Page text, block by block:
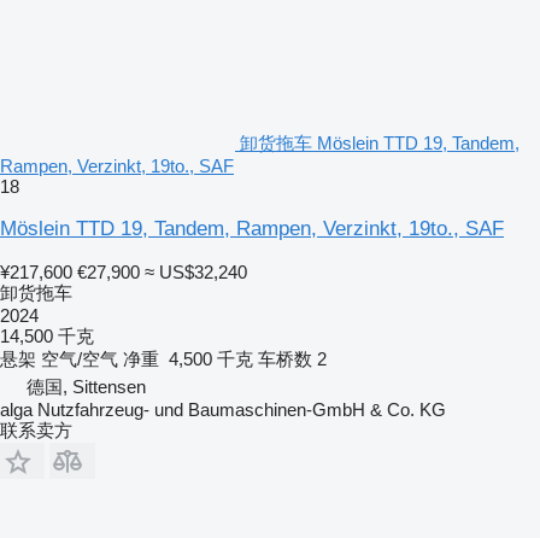
卸货拖车 Möslein TTD 19, Tandem,
Rampen, Verzinkt, 19to., SAF
18
Möslein TTD 19, Tandem, Rampen, Verzinkt, 19to., SAF
¥217,600 €27,900 ≈ US$32,240
卸货拖车
2024
14,500 千克
悬架 空气/空气 净重 4,500 千克 车桥数 2
德国, Sittensen
alga Nutzfahrzeug- und Baumaschinen-GmbH & Co. KG
联系卖方